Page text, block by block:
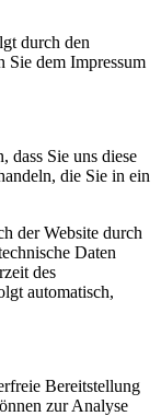
durch den
Sie dem Impressum
dass Sie uns diese
die Sie in ein
der Website durch
Daten
des
automatisch,
Bereitstellung
zur Analyse